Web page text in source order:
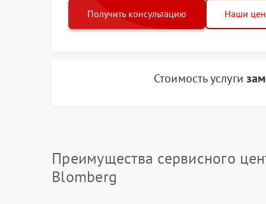
Получить консультацию Наши
Стоимость услуги
Преимущества сервисного
Blomberg